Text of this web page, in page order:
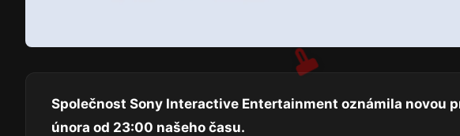
Společnost Sony Interactive Entertainment oznámila novou
února od 23:00 našeho času.